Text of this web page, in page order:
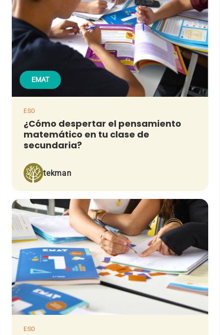
EMAT
ESO
¿Cómo despertar el pensamiento
matemático en tu clase de
secundaria?
tekman
ESO